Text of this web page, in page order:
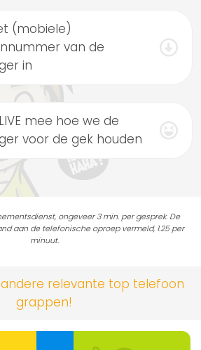
(mobiele)
van de
in
mee hoe we de
voor de gek houden
ongeveer 3 min. per gesprek. De
aan de telefonische oproep vermeld, 1.25 per
minuut.
relevante top telefoon
grappen!